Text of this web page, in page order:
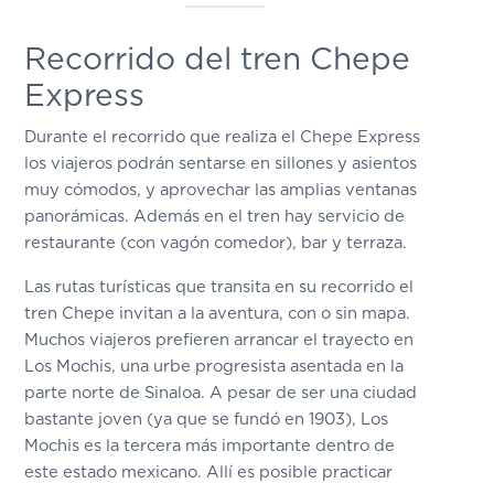
Recorrido del tren Chepe
Express
Durante el recorrido que realiza el Chepe Express
los viajeros podrán sentarse en sillones y asientos
muy cómodos, y aprovechar las amplias ventanas
panorámicas. Además en el tren hay servicio de
restaurante (con vagón comedor), bar y terraza.
Las rutas turísticas que transita en su recorrido el
tren Chepe invitan a la aventura, con o sin mapa.
Muchos viajeros prefieren arrancar el trayecto en
Los Mochis, una urbe progresista asentada en la
parte norte de Sinaloa. A pesar de ser una ciudad
bastante joven (ya que se fundó en 1903), Los
Mochis es la tercera más importante dentro de
este estado mexicano. Allí es posible practicar